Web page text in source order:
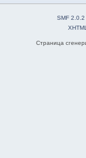
SMF 2.0.2
Страница